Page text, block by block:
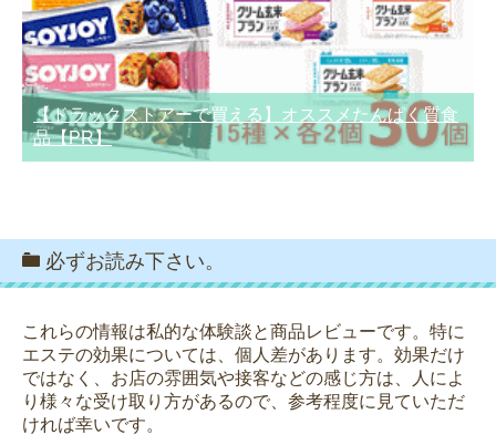
【ドラックストアーで買える】オススメたんぱく質食
品【PR】
必ずお読み下さい。
これらの情報は私的な体験談と商品レビューです。特に
エステの効果については、個人差があります。効果だけ
ではなく、お店の雰囲気や接客などの感じ方は、人によ
り様々な受け取り方があるので、参考程度に見ていただ
ければ幸いです。